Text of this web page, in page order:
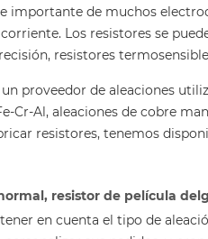
importante de muchos
Los resistores se
resistores
un proveedor de aleaciones
Cr-Al, aleaciones de cobre
resistores, tenemos
resistor de película
en cuenta el tipo de